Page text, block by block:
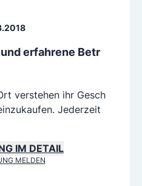
erfahrene Betr
verstehen ihr Gesch
Jederzeit
IM DETAIL
MELDEN